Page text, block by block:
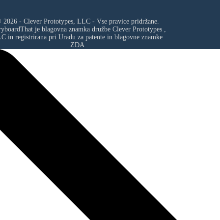
2026 - Clever Prototypes, LLC - Vse pravice pridržane.
je blagovna znamka družbe Clever Prototypes ,
in registrirana pri Uradu za patente in blagovne znamke
ZDA